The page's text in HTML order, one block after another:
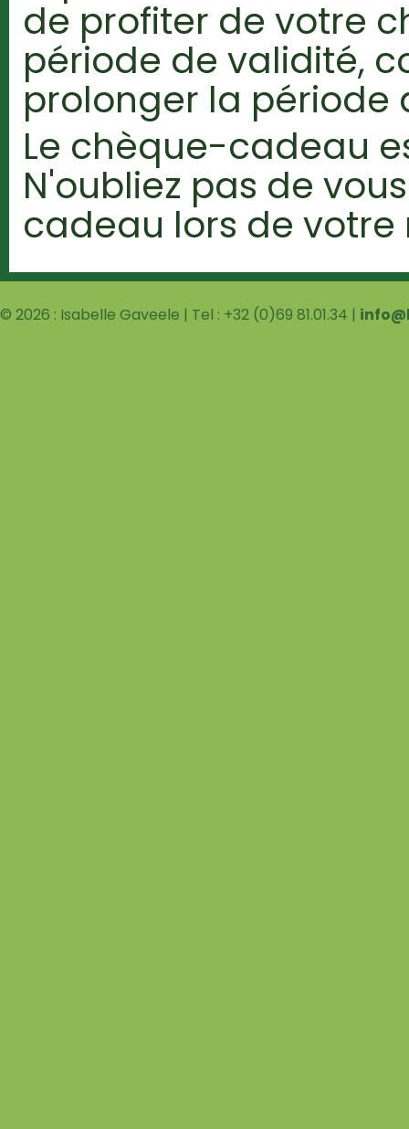
de profiter de votre
période de validité,
prolonger la période
Le chèque-cadeau
N'oubliez pas de
cadeau lors de
© 2026 : Isabelle Gaveele | Tel : +32 (0)69 81.01.34 |